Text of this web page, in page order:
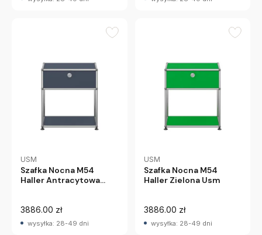
USM
Szafka Nocna M54
Haller Antracytowa
3886.00 zł
wysyłka: 28-49 dni
USM
Szafka Nocna M54
Haller Zielona Usm
3886.00 zł
wysyłka: 28-49 dni